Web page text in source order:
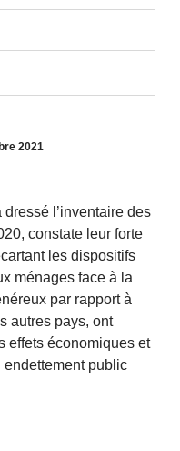
l’inventaire des
constate leur forte
les dispositifs
ménages face à la
par rapport à
autres pays, ont
effets économiques et
endettement public
2021